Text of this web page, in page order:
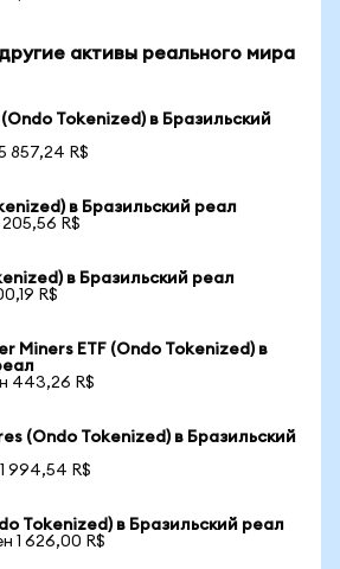
активы реального мира
Tokenized) в Бразильский
857,24 R$
в Бразильский реал
205,56 R$
в Бразильский реал
R$
Miners ETF (Ondo Tokenized) в
443,26 R$
(Ondo Tokenized) в Бразильский
994,54 R$
Tokenized) в Бразильский реал
1 626,00 R$